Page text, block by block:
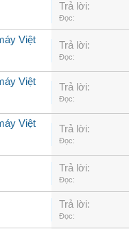
Trả lời:
Đọc:
Việt
Trả lời:
Đọc:
Việt
Trả lời:
Đọc:
Việt
Trả lời:
Đọc:
Trả lời:
Đọc:
Trả lời:
Đọc: